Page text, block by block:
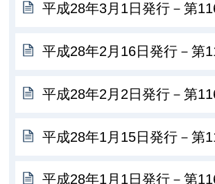
平成28年3月1日発行－第
平成28年2月16日発行－第
平成28年2月2日発行－第
平成28年1月15日発行－第
平成28年1月1日発行－第